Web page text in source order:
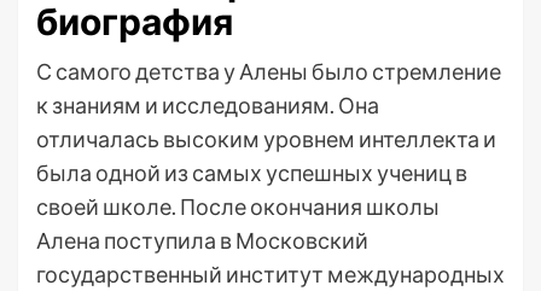
биография
С самого детства у Алены было стремление
к знаниям и исследованиям. Она
отличалась высоким уровнем интеллекта и
была одной из самых успешных учениц в
своей школе. После окончания школы
Алена поступила в Московский
государственный институт международных